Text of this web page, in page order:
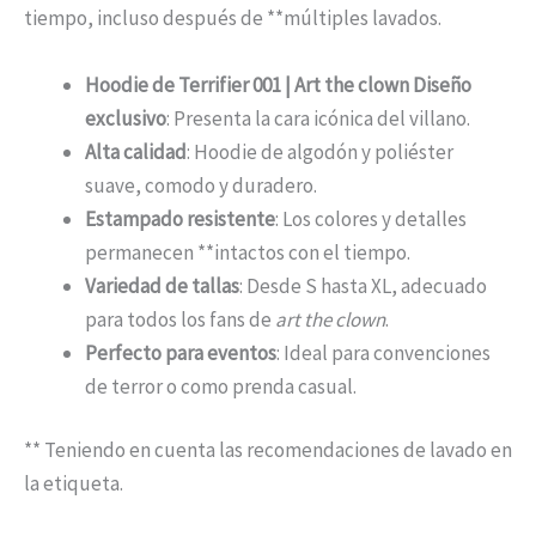
tiempo, incluso después de **múltiples lavados.
Hoodie de Terrifier 001 | Art the clown Diseño
exclusivo: Presenta la cara icónica del villano.
Alta calidad: Hoodie de algodón y poliéster
suave, comodo y duradero.
Estampado resistente: Los colores y detalles
permanecen **intactos con el tiempo.
Variedad de tallas: Desde S hasta XL, adecuado
para todos los fans de art the clown.
Perfecto para eventos: Ideal para convenciones
de terror o como prenda casual.
** Teniendo en cuenta las recomendaciones de lavado en
la etiqueta.